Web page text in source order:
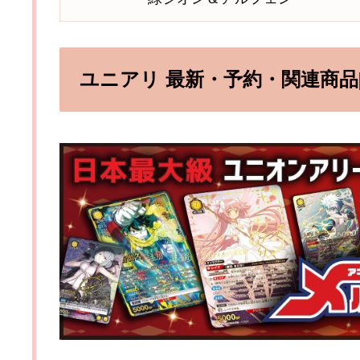
ユニアリ 最新・予約・関連商